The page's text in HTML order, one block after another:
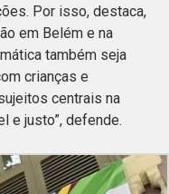
Por isso, destaca,
em Belém e na
também seja
crianças e
centrais na
e justo”, defende.